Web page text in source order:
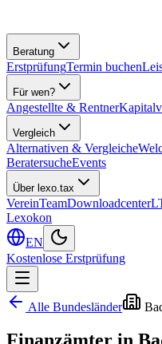
Beratung
ErstprüfungTermin buchen
Für wen?
Angestellte & Rentner
Vergleich
Alternativen & Vergleiche
BeratersucheEvents
Über lexo.tax
VereinTeamDownloadcenter
Lexokon
EN
Kostenlose Erstprüfung
Alle Bundesländer